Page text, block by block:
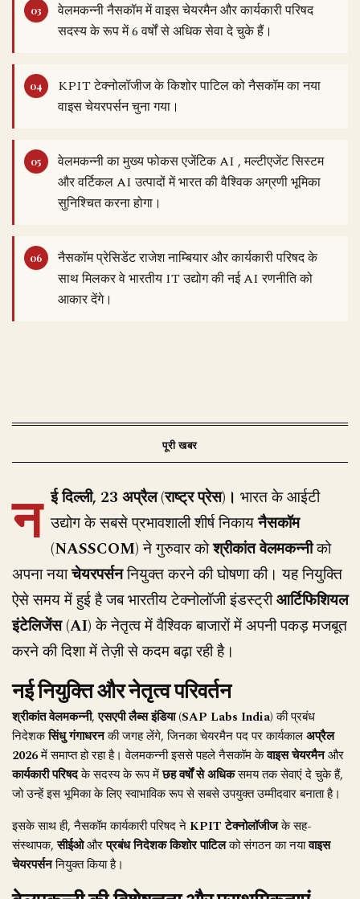
वेलमकन्नी नैसकॉम में वाइस चेयरमैन और कार्यकारी परिषद
सदस्य के रूप में 6 वर्षों से अधिक सेवा दे चुके हैं।
KPIT टेक्नोलॉजीज के किशोर पाटिल को नैसकॉम का नया
वाइस चेयरपर्सन चुना गया।
वेलमकन्नी का मुख्य फोकस एजेंटिक AI , मल्टीएजेंट सिस्टम
और वर्टिकल AI उत्पादों में भारत की वैश्विक अग्रणी भूमिका
सुनिश्चित करना होगा।
नैसकॉम प्रेसिडेंट राजेश नाम्बियार और कार्यकारी परिषद के
साथ मिलकर वे भारतीय IT उद्योग की नई AI रणनीति को
आकार देंगे।
न ई दिल्ली, 23 अप्रैल (राष्ट्र प्रेस)। भारत के आईटी
उद्योग के सबसे प्रभावशाली शीर्ष निकायनैसकॉम
(NASSCOM)ने गुरुवार कोश्रीकांत वेलमकन्नीको
अपना नयाचेयरपर्सननियुक्त करने की घोषणा की। यह नियुक्ति
ऐसे समय में हुई है जब भारतीय टेक्नोलॉजी इंडस्ट्रीआर्टिफिशियल
इंटेलिजेंस (AI)के नेतृत्व में वैश्विक बाजारों में अपनी पकड़ मजबूत
करने की दिशा में तेज़ी से कदम बढ़ा रही है।
नई नियुक्ति और नेतृत्व परिवर्तन
श्रीकांत वेलमकन्नी,एसएपी लैब्स इंडिया (SAP Labs India)की प्रबंध
निदेशकसिंधु गंगाधरनकी जगह लेंगे, जिनका चेयरमैन पद पर कार्यकालअप्रैल
2026में समाप्त हो रहा है। वेलमकन्नी इससे पहले नैसकॉम केवाइस चेयरमैनऔर
कार्यकारी परिषदके सदस्य के रूप मेंछह वर्षों से अधिकसमय तक सेवाएं दे चुके हैं,
जो उन्हें इस भूमिका के लिए स्वाभाविक रूप से सबसे उपयुक्त उम्मीदवार बनाता है।
इसके साथ ही, नैसकॉम कार्यकारी परिषद ने KPIT टेक्नोलॉजीजके सह-
संस्थापक,सीईओऔरप्रबंध निदेशक किशोर पाटिलको संगठन का नयावाइस
चेयरपर्सननियुक्त किया है।